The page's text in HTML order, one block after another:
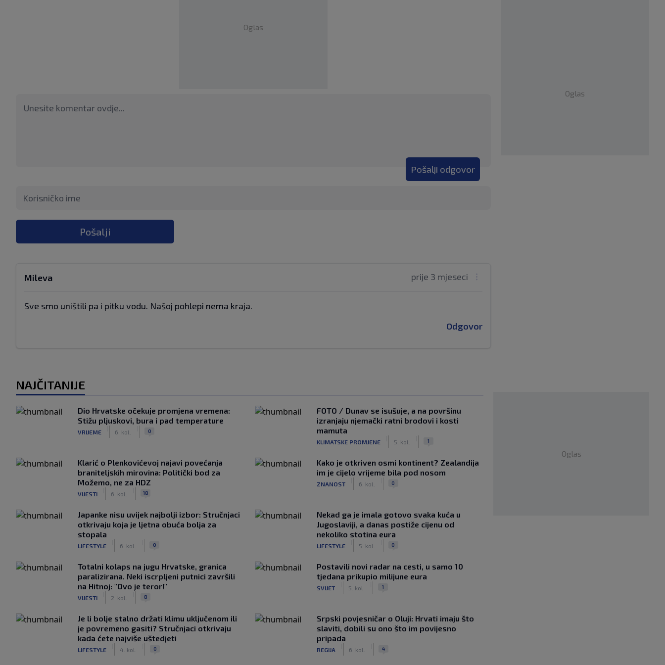
Oglas
Pošalji odgovor
Pošalji
prije 3 mjeseci
Mileva
Sve smo uništili pa i pitku vodu. Našoj pohlepi nema kraja.
Odgovor
Oglas
NAJČITANIJE
Dio Hrvatske očekuje promjena vremena:
Stižu pljuskovi, bura i pad temperature
VRIJEME 6. kol. 0
FOTO / Dunav se isušuje, a na površinu
izranjaju njemački ratni brodovi i kosti
mamuta
KLIMATSKE PROMJENE 5. kol. 1
Klarić o Plenkovićevoj najavi povećanja
braniteljskih mirovina: Politički bod za
Možemo, ne za HDZ
VIJESTI 6. kol. 18
Kako je otkriven osmi kontinent? Zealandija
im je cijelo vrijeme bila pod nosom
ZNANOST 6. kol. 0
Japanke nisu uvijek najbolji izbor: Stručnjaci
otkrivaju koja je ljetna obuća bolja za
stopala
LIFESTYLE 6. kol. 0
Nekad ga je imala gotovo svaka kuća u
Jugoslaviji, a danas postiže cijenu od
nekoliko stotina eura
LIFESTYLE 5. kol. 0
Totalni kolaps na jugu Hrvatske, granica
paralizirana. Neki iscrpljeni putnici završili
na Hitnoj: "Ovo je teror!"
VIJESTI 2. kol. 8
Postavili novi radar na cesti, u samo 10
tjedana prikupio milijune eura
SVIJET 5. kol. 1
Je li bolje stalno držati klimu uključenom ili
je povremeno gasiti? Stručnjaci otkrivaju
kada ćete najviše uštedjeti
LIFESTYLE 4. kol. 0
Srpski povjesničar o Oluji: Hrvati imaju što
slaviti, dobili su ono što im povijesno
pripada
REGIJA 6. kol. 4
Oglas